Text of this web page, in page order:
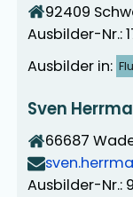
92409
Ausbilder-Nr.:
Ausbilder in:
Sven
66687
Ausbilder-Nr.: